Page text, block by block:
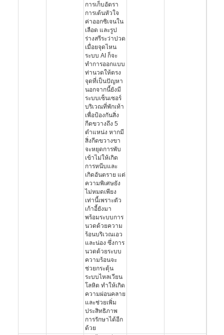
การเก็บอัตรา
การเต้นหัวใจ
ค่าออกซิเจนใน
เลือด และรูป
ร่างสรีระว่าปวด
เมื่อยจุดไหน
ระบบ AI ก็จะ
ทำการออกแบบ
ท่านวดให้ตรง
จุดที่เป็นปัญหา
นอกจากนี้ยังมี
ระบบเซ็นเซอร์
บริเวณที่พักเท้า
เพื่อป้องกันสิ่ง
กีดขวางถึง 5
ตำแหน่ง หากมี
สิ่งกีดขวางขา
จะหยุดการพับ
เข้าไม่ให้เกิด
การหนีบและ
เกิดอันตราย แต่
ความพิเศษยัง
ไม่หมดเพียง
เท่านี้เพราะตัว
เก้าอี้ยังมา
พร้อมระบบการ
นวดด้วยความ
ร้อนบริเวณเอว
และน่อง ซึ่งการ
นวดด้วยระบบ
ความร้อนจะ
ช่วยกระตุ้น
ระบบไหลเวียน
โลหิต ทำให้เกิด
ความผ่อนคลาย
และช่วยเพิ่ม
ประสิทธิภาพ
การรักษาได้อีก
ด้วย